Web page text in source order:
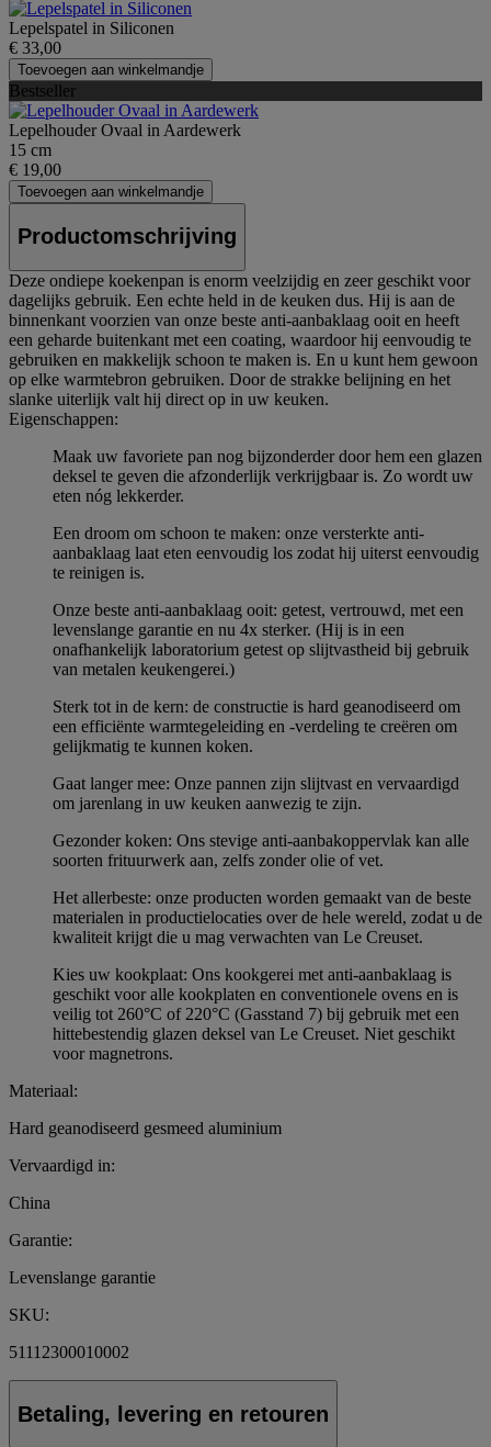
Lepelspatel in Siliconen
€ 33,00
Toevoegen aan winkelmandje
Bestseller
Lepelhouder Ovaal in Aardewerk
15 cm
€ 19,00
Toevoegen aan winkelmandje
Productomschrijving
Deze ondiepe koekenpan is enorm veelzijdig en zeer geschikt voor
dagelijks gebruik. Een echte held in de keuken dus. Hij is aan de
binnenkant voorzien van onze beste anti-aanbaklaag ooit en heeft
een geharde buitenkant met een coating, waardoor hij eenvoudig te
gebruiken en makkelijk schoon te maken is. En u kunt hem gewoon
op elke warmtebron gebruiken. Door de strakke belijning en het
slanke uiterlijk valt hij direct op in uw keuken.
Eigenschappen:
Maak uw favoriete pan nog bijzonderder door hem een glazen
deksel te geven die afzonderlijk verkrijgbaar is. Zo wordt uw
eten nóg lekkerder.
Een droom om schoon te maken: onze versterkte anti-
aanbaklaag laat eten eenvoudig los zodat hij uiterst eenvoudig
te reinigen is.
Onze beste anti-aanbaklaag ooit: getest, vertrouwd, met een
levenslange garantie en nu 4x sterker. (Hij is in een
onafhankelijk laboratorium getest op slijtvastheid bij gebruik
van metalen keukengerei.)
Sterk tot in de kern: de constructie is hard geanodiseerd om
een efficiënte warmtegeleiding en -verdeling te creëren om
gelijkmatig te kunnen koken.
Gaat langer mee: Onze pannen zijn slijtvast en vervaardigd
om jarenlang in uw keuken aanwezig te zijn.
Gezonder koken: Ons stevige anti-aanbakoppervlak kan alle
soorten frituurwerk aan, zelfs zonder olie of vet.
Het allerbeste: onze producten worden gemaakt van de beste
materialen in productielocaties over de hele wereld, zodat u de
kwaliteit krijgt die u mag verwachten van Le Creuset.
Kies uw kookplaat: Ons kookgerei met anti-aanbaklaag is
geschikt voor alle kookplaten en conventionele ovens en is
veilig tot 260°C of 220°C (Gasstand 7) bij gebruik met een
hittebestendig glazen deksel van Le Creuset. Niet geschikt
voor magnetrons.
Materiaal:
Hard geanodiseerd gesmeed aluminium
Vervaardigd in:
China
Garantie:
Levenslange garantie
SKU:
51112300010002
Betaling, levering en retouren